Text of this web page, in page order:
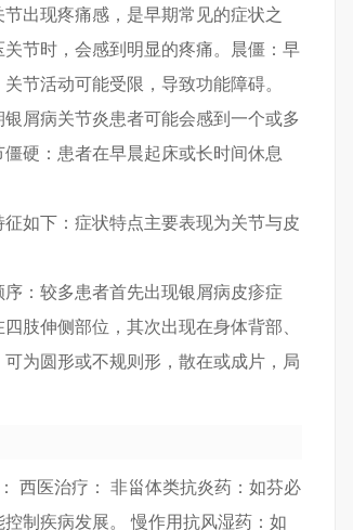
出现疼痛感，是早期常见的症状之
节时，会感到明显的疼痛。晨僵：早
节活动可能受限，导致功能障碍。
屑病关节炎患者可能会感到一个或多
硬：患者在早晨起床或长时间休息
如下：症状特点主要表现为关节与皮
：较多患者首先出现银屑病皮疹症
肢伸侧部位，其次出现在身体背部、
为圆形或不规则形，散在或成片，局
西医治疗： 非甾体类抗炎药：如芬必
制疾病发展。 慢作用抗风湿药：如